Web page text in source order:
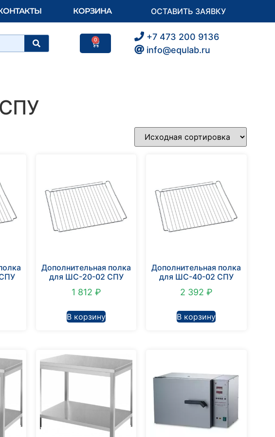
КОРЗИНА ОСТАВИТЬ ЗАЯВКУ
0
+7 473 200 9136
info@equlab.ru
Дополнительная полка
для ШС-20-02 СПУ
1 812 ₽
В корзину
Дополнительная полка
для ШС-40-02 СПУ
2 392 ₽
В корзину